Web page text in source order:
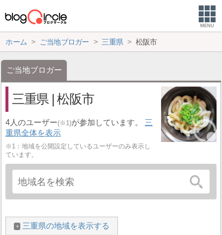
MENU
ホーム ご当地ブロガー 三重県 松阪市
ご当地ブロガー
三重県 | 松阪市
4人のユーザー(※1)が参加しています。 三
重県全体を表示
※1：地域を公開設定しているユーザーのみ表示し
ています。
三重県の地域を表示する